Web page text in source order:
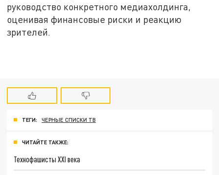
руководство конкретного медиахолдинга,
оценивая финансовые риски и реакцию
зрителей.
ТЕГИ: ЧЕРНЫЕ СПИСКИ ТВ
ЧИТАЙТЕ ТАКЖЕ:
Технофашисты XXI века